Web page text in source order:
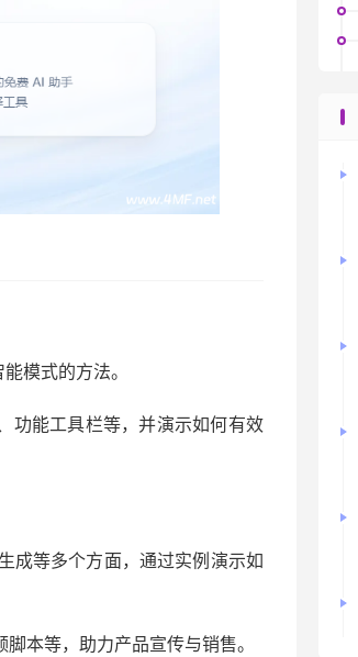
模式的方法。
功能工具栏等，并演示如何有效
成等多个方面，通过实例演示如
本等，助力产品宣传与销售。